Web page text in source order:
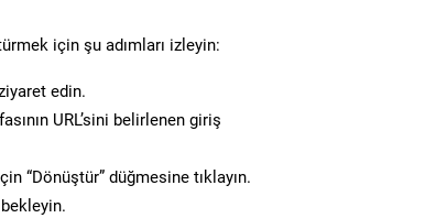
için şu adımları izleyin:
edin.
URL’sini belirlenen giriş
“Dönüştür” düğmesine tıklayın.